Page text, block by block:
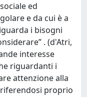
ed
e da cui è a
i bisogni
. (d'Atri,
interesse
riguardanti i
attenzione alla
proprio